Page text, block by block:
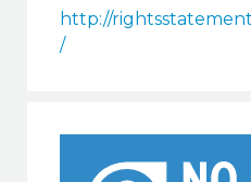
http://
/